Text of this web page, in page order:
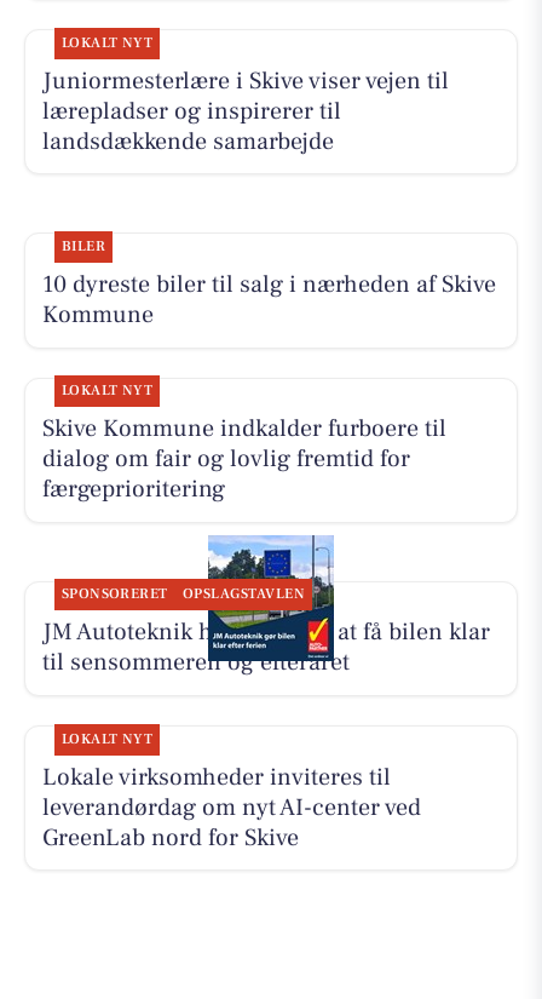
LOKALT NYT
Juniormesterlære i Skive viser vejen til
lærepladser og inspirerer til
landsdækkende samarbejde
BILER
10 dyreste biler til salg i nærheden af Skive
Kommune
LOKALT NYT
Skive Kommune indkalder furboere til
dialog om fair og lovlig fremtid for
færgeprioritering
SPONSORERET OPSLAGSTAVLEN
JM Autoteknik hjælper med at få bilen klar
til sensommeren og efteråret
LOKALT NYT
Lokale virksomheder inviteres til
leverandørdag om nyt AI-center ved
GreenLab nord for Skive